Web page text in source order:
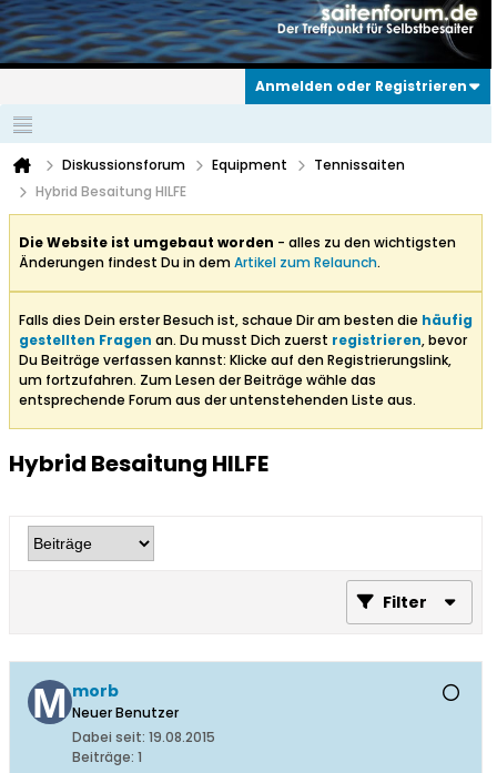
Anmelden oder Registrieren
Diskussionsforum Equipment
Tennissaiten
Hybrid Besaitung HILFE
Die Website ist umgebaut worden - alles zu den wichtigsten
Änderungen findest Du in demArtikel zum Relaunch.
Falls dies Dein erster Besuch ist, schaue Dir am besten die häufig
gestellten Fragen an. Du musst Dich zuerst registrieren, bevor
Du Beiträge verfassen kannst: Klicke auf den Registrierungslink,
um fortzufahren. Zum Lesen der Beiträge wähle das
entsprechende Forum aus der untenstehenden Liste aus.
Hybrid Besaitung HILFE
Filter
morb
Neuer Benutzer
Dabei seit: 19.08.2015
Beiträge: 1